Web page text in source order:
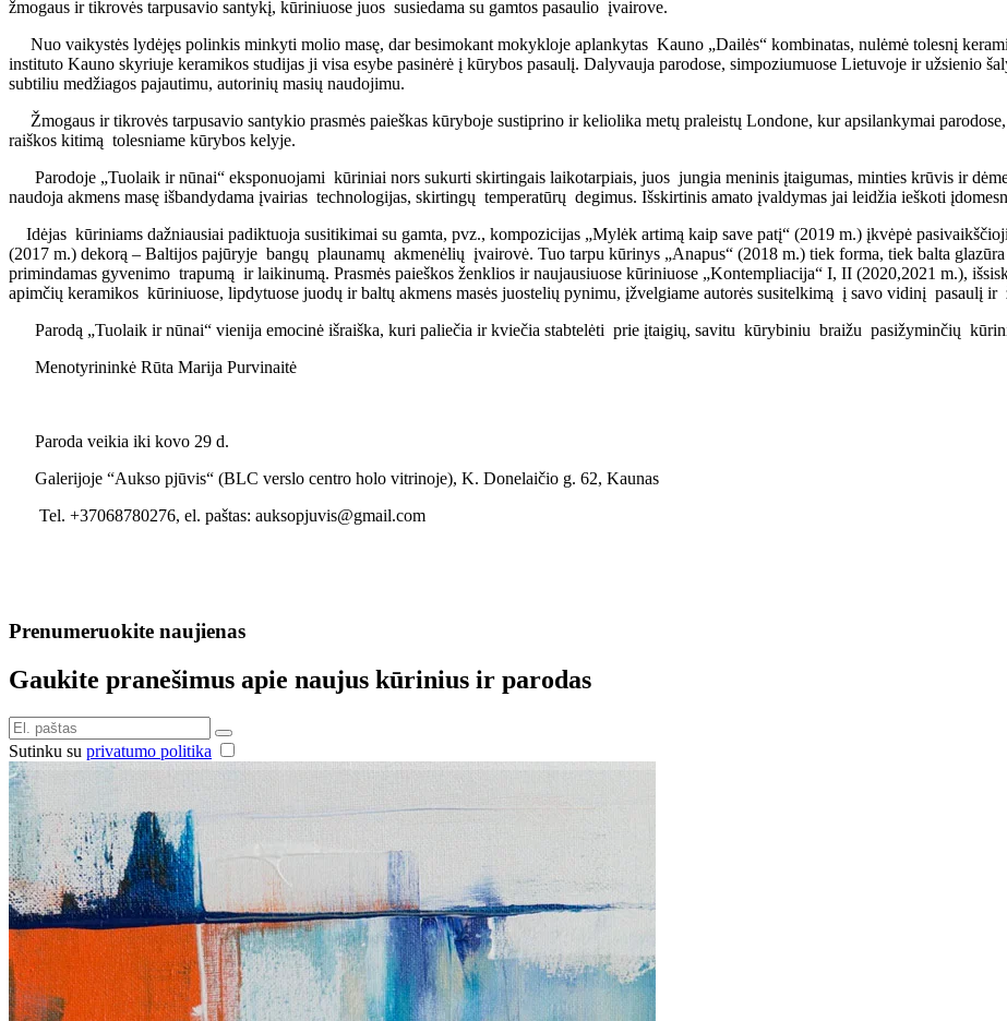
žmogaus ir tikrovės tarpusavio santykį, kūriniuose juos susiedama su gamtos pasaulio įvairove.
Nuo vaikystės lydėjęs polinkis minkyti molio masę, dar besimokant mokykloje aplankytas Kauno „Dailės“ kombinatas, nulėmė tolesnį
instituto Kauno skyriuje keramikos studijas ji visa esybe pasinėrė į kūrybos pasaulį. Dalyvauja parodose, simpoziumuose Lietuvoje ir užsienio
subtiliu medžiagos pajautimu, autorinių masių naudojimu.
Žmogaus ir tikrovės tarpusavio santykio prasmės paieškas kūryboje sustiprino ir keliolika metų praleistų Londone, kur apsilankymai
raiškos kitimą tolesniame kūrybos kelyje.
Parodoje „Tuolaik ir nūnai“ eksponuojami kūriniai nors sukurti skirtingais laikotarpiais, juos jungia meninis įtaigumas, minties krūvis ir
naudoja akmens masę išbandydama įvairias technologijas, skirtingų temperatūrų degimus. Išskirtinis amato įvaldymas jai leidžia ieškoti
Idėjas kūriniams dažniausiai padiktuoja susitikimai su gamta, pvz., kompozicijas „Mylėk artimą kaip save patį“ (2019 m.) įkvėpė
(2017 m.) dekorą – Baltijos pajūryje bangų plaunamų akmenėlių įvairovė. Tuo tarpu kūrinys „Anapus“ (2018 m.) tiek forma, tiek balta
primindamas gyvenimo trapumą ir laikinumą. Prasmės paieškos ženklios ir naujausiuose kūriniuose „Kontempliacija“ I, II (2020,2021 m.),
apimčių keramikos kūriniuose, lipdytuose juodų ir baltų akmens masės juostelių pynimu, įžvelgiame autorės susitelkimą į savo vidinį pasaulį
Parodą „Tuolaik ir nūnai“ vienija emocinė išraiška, kuri paliečia ir kviečia stabtelėti prie įtaigių, savitu kūrybiniu braižu pasižyminčių
Menotyrininkė Rūta Marija Purvinaitė
Paroda veikia iki kovo 29 d.
Galerijoje “Aukso pjūvis“ (BLC verslo centro holo vitrinoje), K. Donelaičio g. 62, Kaunas
Tel. +37068780276, el. paštas: auksopjuvis@gmail.com
Prenumeruokite naujienas
Gaukite pranešimus apie naujus kūrinius ir parodas
Sutinku su privatumo politika